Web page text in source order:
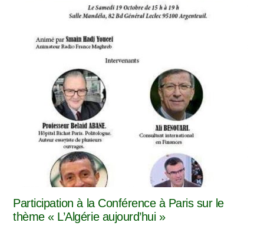
Participation à la Conférence à Paris sur le
thème « L’Algérie aujourd’hui »